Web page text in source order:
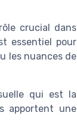
crucial dans
essentiel pour
les nuances de
qui est la
apportent une